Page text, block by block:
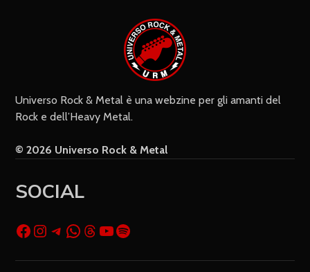
sito web) per il prossimo commento.
Universo Rock & Metal è una webzine per gli amanti del
Rock e dell’Heavy Metal.
© 2026 Universo Rock & Metal
SOCIAL